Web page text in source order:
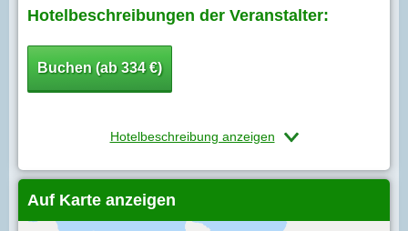
Hotelbeschreibungen der Veranstalter:
Buchen (ab 334 €)
Hotelbeschreibung anzeigen
Auf Karte anzeigen